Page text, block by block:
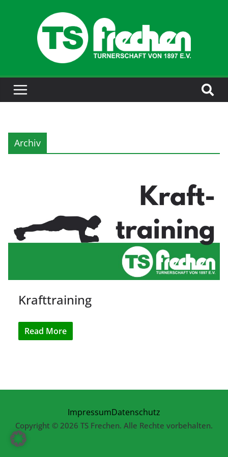
Archiv
Krafttraining
Read More
ImpressumDatenschutz
Copyright © 2026 TS Frechen. Alle Rechte vorbehalten.